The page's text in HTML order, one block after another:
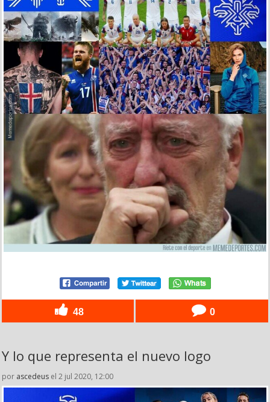
48 0
Y lo que representa el nuevo logo
por ascedeus el 2 jul 2020, 12:00